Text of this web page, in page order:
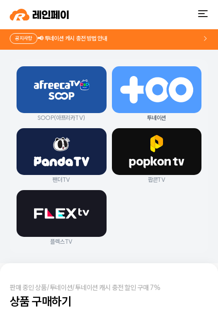
공지사항 📢 투네이션 캐시 충전 방법 안내
SOOP(아프리카TV) 투네이션
팬더TV 팝콘TV
플렉스TV
판매 중인 상품/투네이션/투네이션 캐시 충전 할인 구매 7%
상품 구매하기